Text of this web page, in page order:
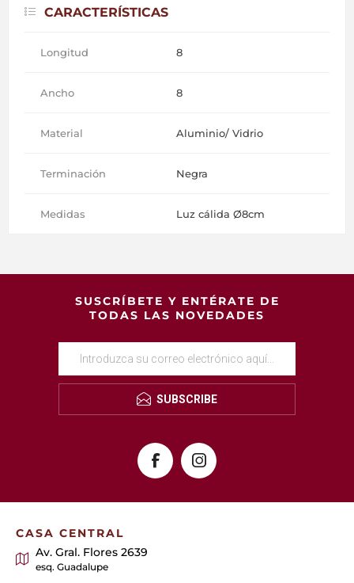
CARACTERÍSTICAS
Longitud 8
Ancho 8
Material Aluminio/ Vidrio
Terminación Negra
Medidas Luz cálida Ø8cm
SUSCRÍBETE Y ENTÉRATE DE
TODAS LAS NOVEDADES
SUBSCRIBE
CASA CENTRAL
Av. Gral. Flores 2639
esq. Guadalupe